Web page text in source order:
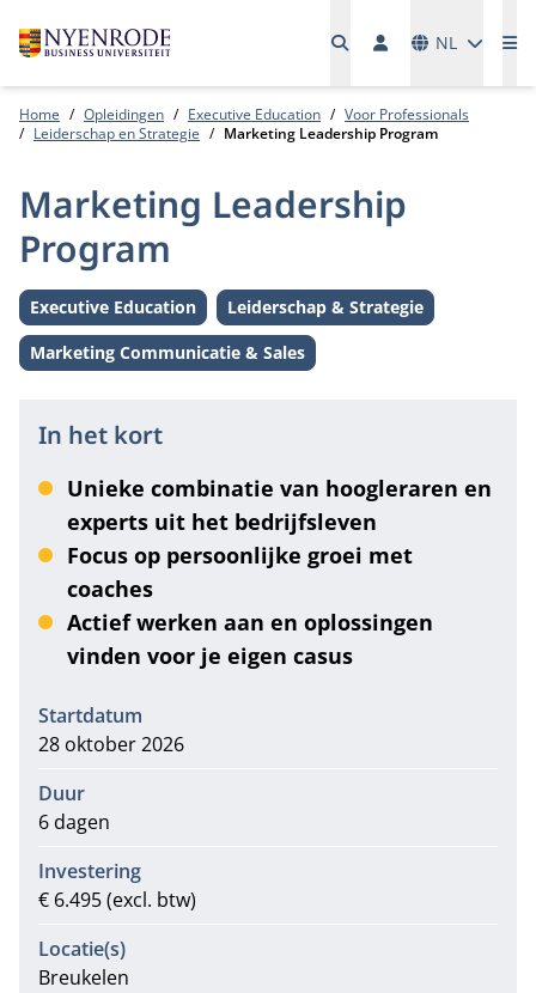
NL
Home Opleidingen Executive Education
Voor Professionals
Leiderschap en Strategie
Marketing Leadership Program
Marketing Leadership
Program
Level:
Executive Education Thema:
Leiderschap & Strategie
Thema:
Marketing Communicatie & Sales
In het kort
Unieke combinatie van hoogleraren en
experts uit het bedrijfsleven
Focus op persoonlijke groei met
coaches
Actief werken aan en oplossingen
vinden voor je eigen casus
Informatie
Startdatum
28 oktober 2026
Duur
6 dagen
Investering
€ 6.495 (excl. btw)
Locatie(s)
Breukelen